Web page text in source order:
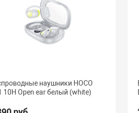
наушники HOCO
10H Open ear белый (white)